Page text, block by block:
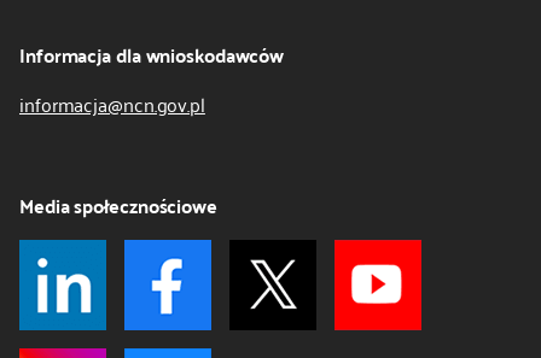
Informacja dla wnioskodawców
informacja@ncn.gov.pl
Media społecznościowe